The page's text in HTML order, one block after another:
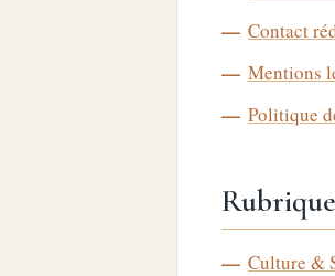
Contact
Mentions
Politique
Culture &